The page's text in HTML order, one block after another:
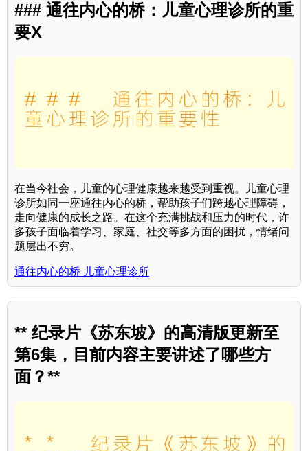
### 通往内心的桥：儿童心理诊所的重
要X
在当今社会，儿童的心理健康越来越受到重视。儿童心理
诊所如同一座通往内心的桥，帮助孩子们跨越心理障碍，
走向健康的成长之路。在这个充满挑战和压力的时代，许
多孩子面临着学习、家庭、社交等多方面的困扰，情绪问
题层出不穷。
通往内心的桥 儿童心理诊所
** 纪录片《苏东坡》的高清版更新至
第6集，目前内容主要讲述了哪些方
面？**